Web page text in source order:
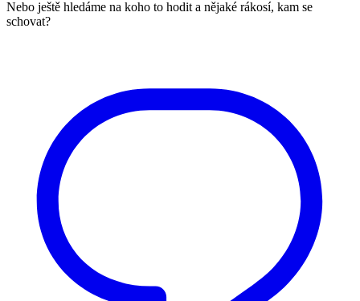
Nebo ještě hledáme na koho to hodit a nějaké rákosí, kam se
schovat?